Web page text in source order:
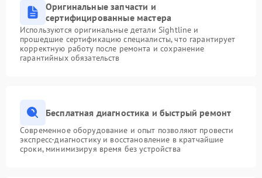
Оригинальные запчасти и
сертифицированные мастера
Используются оригинальные детали Sightline и
прошедшие сертификацию специалисты, что гарантирует
корректную работу после ремонта и сохранение
гарантийных обязательств
Бесплатная диагностика и быстрый ремонт
Современное оборудование и опыт позволяют провести
экспресс-диагностику и восстановление в кратчайшие
сроки, минимизируя время без устройства